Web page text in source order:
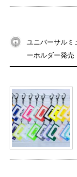
ユニバーサルミ
ーホルダー発売